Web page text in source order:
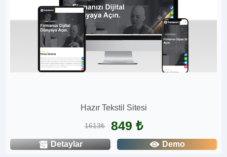
Hazır Tekstil Sitesi
1613₺ 849 ₺
Detaylar Demo